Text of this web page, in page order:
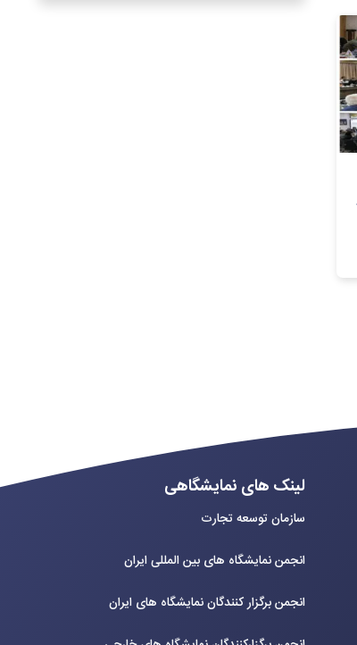
لینک های نمایشگاهی
سازمان توسعه تجارت
انجمن نمایشگاه های بین المللی ایران
انجمن برگزار کنندگان نمایشگاه های ایران